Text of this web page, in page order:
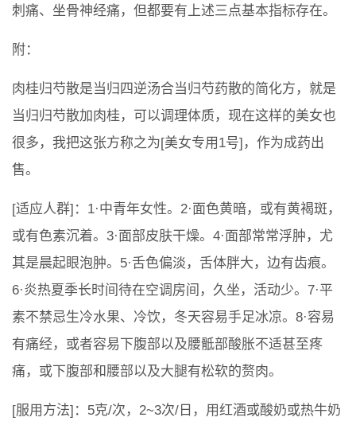
刺痛、坐骨神经痛，但都要有上述三点基本指标存在。
附：
肉桂归芍散是当归四逆汤合当归芍药散的简化方，就是
当归归芍散加肉桂，可以调理体质，现在这样的美女也
很多，我把这张方称之为[美女专用1号]，作为成药出
售。
[适应人群]：1·中青年女性。2·面色黄暗，或有黄褐斑，
或有色素沉着。3·面部皮肤干燥。4·面部常常浮肿，尤
其是晨起眼泡肿。5·舌色偏淡，舌体胖大，边有齿痕。
6·炎热夏季长时间待在空调房间，久坐，活动少。7·平
素不禁忌生冷水果、冷饮，冬天容易手足冰凉。8·容易
有痛经，或者容易下腹部以及腰骶部酸胀不适甚至疼
痛，或下腹部和腰部以及大腿有松软的赘肉。
[服用方法]：5克/次，2~3次/日，用红酒或酸奶或热牛奶